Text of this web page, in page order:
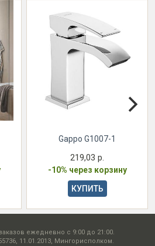
Gappo G1007-1
219,03 р.
-10% через корзину
КУПИТЬ
ежедневно с 9:00 до 21:00.
11.01.2013, Мингорисполком.